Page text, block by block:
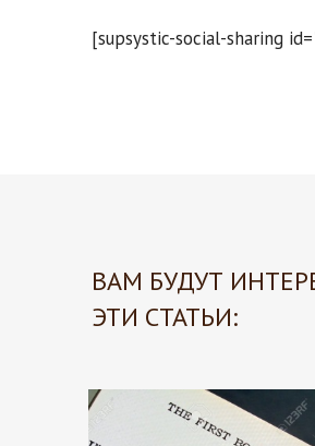
[supsystic-social-sharing
ВАМ БУДУТ
ЭТИ СТАТЬИ: